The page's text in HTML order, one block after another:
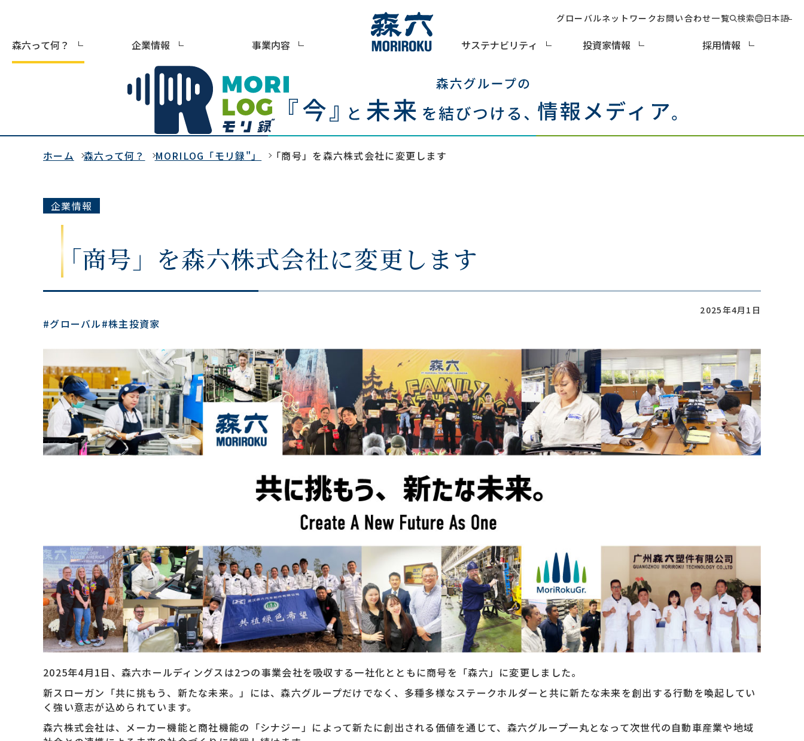
森六って何？ 企業情報 事業内容 サステナビリティ 投資家情報 採用情報
グローバルネットワークお問い合わせ一覧 検索 日本語
ホーム 森六って何？ MORILOG「モリ録"」 「商号」を森六株式会社に変更します
企業情報
「商号」を森六株式会社に変更します
2025年4月1日
#グローバル#株主投資家
2025年4月1日、森六ホールディングスは2つの事業会社を吸収する一社化とともに商号を「森六」に変更しました。
新スローガン「共に挑もう、新たな未来。」には、森六グループだけでなく、多種多様なステークホルダーと共に新たな未来を創出する行動を喚起してい
く強い意志が込められています。
森六株式会社は、メーカー機能と商社機能の「シナジー」によって新たに創出される価値を通じて、森六グループ一丸となって次世代の自動車産業や地域